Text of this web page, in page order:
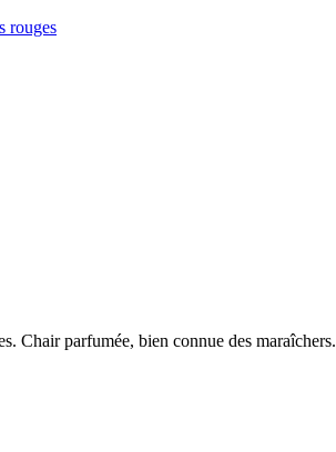
rouges
Chair parfumée, bien connue des maraîchers.